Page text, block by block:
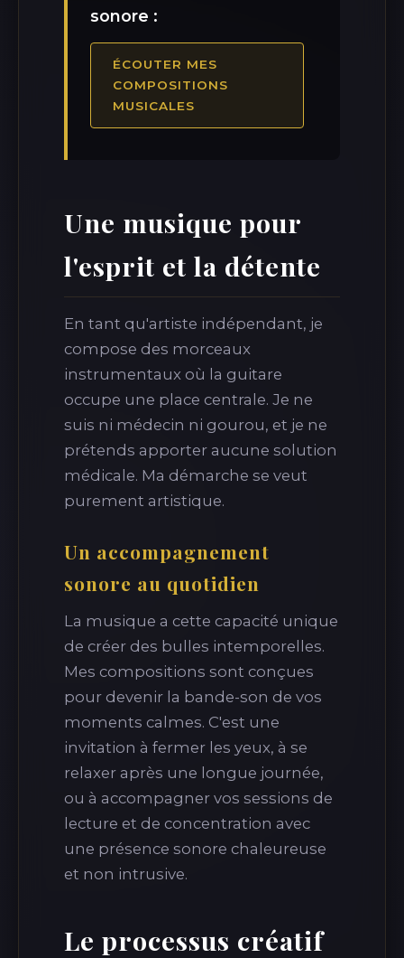
sonore :
ÉCOUTER MES
COMPOSITIONS
MUSICALES
Une musique pour
l'esprit et la détente
En tant qu'artiste indépendant, je
compose des morceaux
instrumentaux où la guitare
occupe une place centrale. Je ne
suis ni médecin ni gourou, et je ne
prétends apporter aucune solution
médicale. Ma démarche se veut
purement artistique.
Un accompagnement
sonore au quotidien
La musique a cette capacité unique
de créer des bulles intemporelles.
Mes compositions sont conçues
pour devenir la bande-son de vos
moments calmes. C'est une
invitation à fermer les yeux, à se
relaxer après une longue journée,
ou à accompagner vos sessions de
lecture et de concentration avec
une présence sonore chaleureuse
et non intrusive.
Le processus créatif